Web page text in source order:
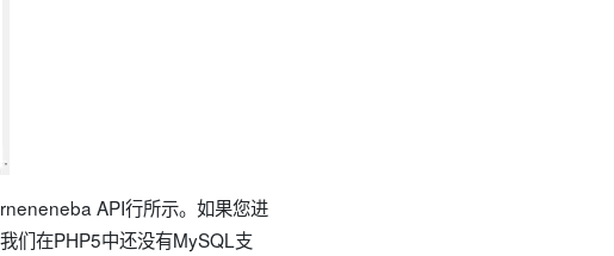
API行所示。如果您进
们在PHP5中还没有MySQL支